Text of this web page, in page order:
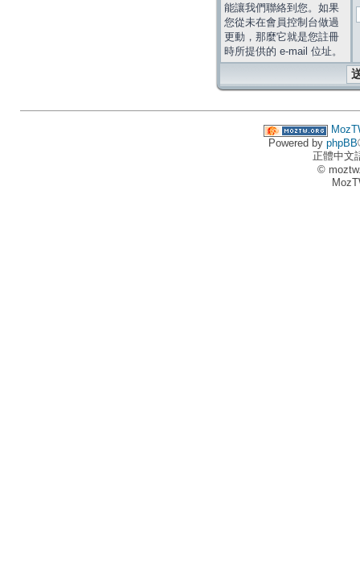
能讓我們聯絡到您。如果
您從未在會員控制台做過
更動，那麼它就是您註冊
時所提供的 e-mail 位址。
Powered by phpBB
正體中文
©